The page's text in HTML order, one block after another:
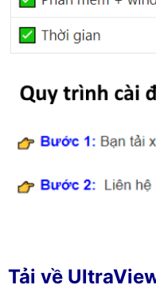
Tải về